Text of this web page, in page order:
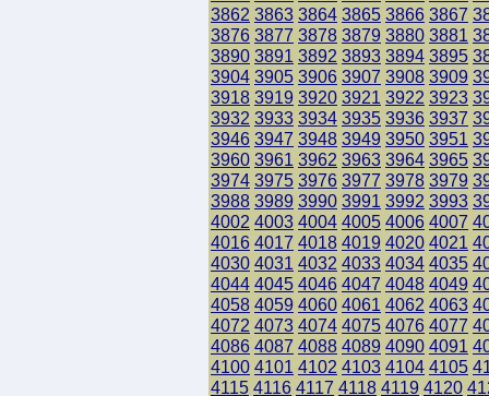
3862 3863 3864 3865 3866 3867
3876 3877 3878 3879 3880 3881
3890 3891 3892 3893 3894 3895
3904 3905 3906 3907 3908 3909
3918 3919 3920 3921 3922 3923
3932 3933 3934 3935 3936 3937
3946 3947 3948 3949 3950 3951
3960 3961 3962 3963 3964 3965
3974 3975 3976 3977 3978 3979
3988 3989 3990 3991 3992 3993
4002 4003 4004 4005 4006 4007
4016 4017 4018 4019 4020 4021
4030 4031 4032 4033 4034 4035
4044 4045 4046 4047 4048 4049
4058 4059 4060 4061 4062 4063
4072 4073 4074 4075 4076 4077
4086 4087 4088 4089 4090 4091
4100 4101 4102 4103 4104 4105
4115 4116 4117 4118 4119 4120